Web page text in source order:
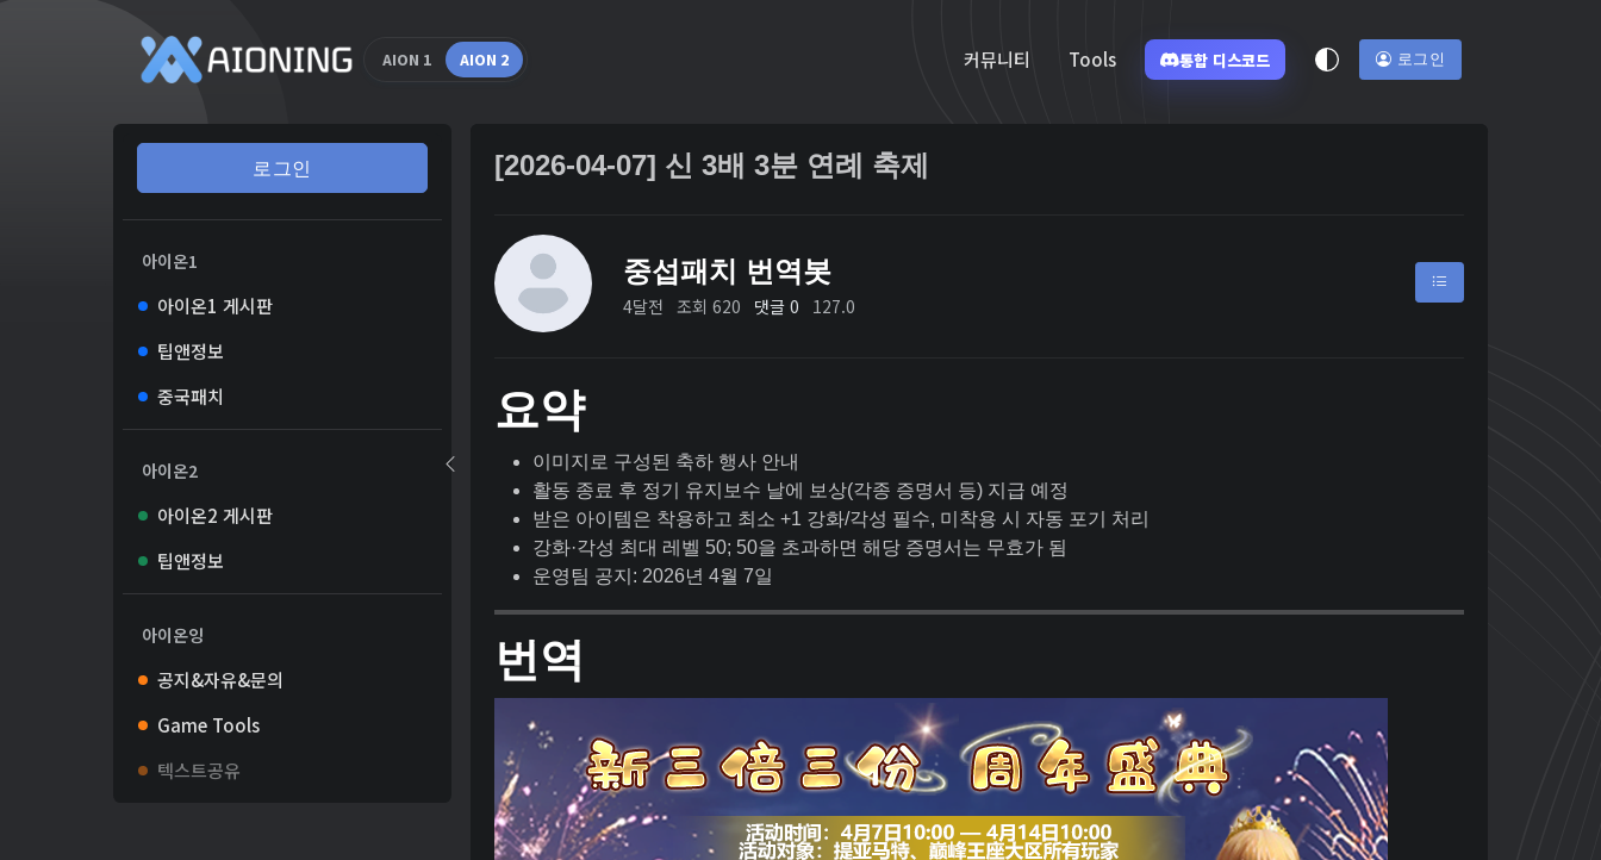
AION 1 AION 2 커뮤니티 Tools 통합 디스코드 로그인
로그인
아이온1
아이온1 게시판
팁앤정보
중국패치
아이온2
아이온2 게시판
팁앤정보
아이온잉
공지&자유&문의
Game Tools
텍스트공유
[2026-04-07] 신 3배 3분 연례 축제
중섭패치 번역봇
4달전 조회 620 댓글 0 127.0
요약
이미지로 구성된 축하 행사 안내
활동 종료 후 정기 유지보수 날에 보상(각종 증명서 등) 지급 예정
받은 아이템은 착용하고 최소 +1 강화/각성 필수, 미착용 시 자동 포기 처리
강화·각성 최대 레벨 50; 50을 초과하면 해당 증명서는 무효가 됨
운영팀 공지: 2026년 4월 7일
번역